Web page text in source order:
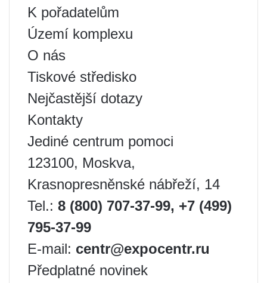
K pořadatelům
Území komplexu
O nás
Tiskové středisko
Nejčastější dotazy
Kontakty
Jediné centrum pomoci
123100, Moskva,
Krasnopresněnské nábřeží, 14
Tel.: 8 (800) 707-37-99, +7 (499)
795-37-99
E-mail: centr@expocentr.ru
Předplatné novinek